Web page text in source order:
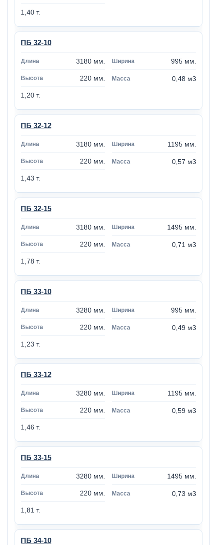
1,40 т.
ПБ 32-10
3180 мм. 995 мм.
220 мм. 0,48 м3
1,20 т.
ПБ 32-12
3180 мм. 1195 мм.
220 мм. 0,57 м3
1,43 т.
ПБ 32-15
3180 мм. 1495 мм.
220 мм. 0,71 м3
1,78 т.
ПБ 33-10
3280 мм. 995 мм.
220 мм. 0,49 м3
1,23 т.
ПБ 33-12
3280 мм. 1195 мм.
220 мм. 0,59 м3
1,46 т.
ПБ 33-15
3280 мм. 1495 мм.
220 мм. 0,73 м3
1,81 т.
ПБ 34-10